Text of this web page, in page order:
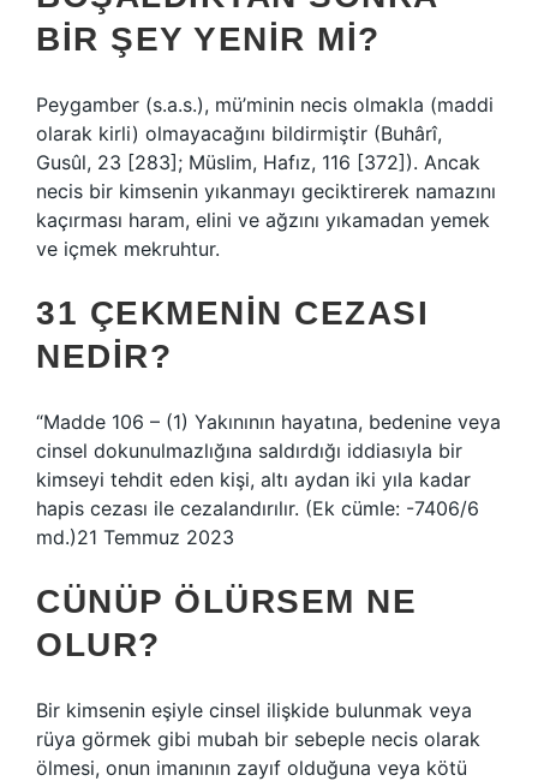
BIR ŞEY YENIR MI?
Peygamber (s.a.s.), mü’minin necis olmakla (maddi
olarak kirli) olmayacağını bildirmiştir (Buhârî,
Gusûl, 23 [283]; Müslim, Hafız, 116 [372]). Ancak
necis bir kimsenin yıkanmayı geciktirerek namazını
kaçırması haram, elini ve ağzını yıkamadan yemek
ve içmek mekruhtur.
31 ÇEKMENIN CEZASI
NEDIR?
“Madde 106 – (1) Yakınının hayatına, bedenine veya
cinsel dokunulmazlığına saldırdığı iddiasıyla bir
kimseyi tehdit eden kişi, altı aydan iki yıla kadar
hapis cezası ile cezalandırılır. (Ek cümle: -7406/6
md.)21 Temmuz 2023
CÜNÜP ÖLÜRSEM NE
OLUR?
Bir kimsenin eşiyle cinsel ilişkide bulunmak veya
rüya görmek gibi mubah bir sebeple necis olarak
ölmesi, onun imanının zayıf olduğuna veya kötü